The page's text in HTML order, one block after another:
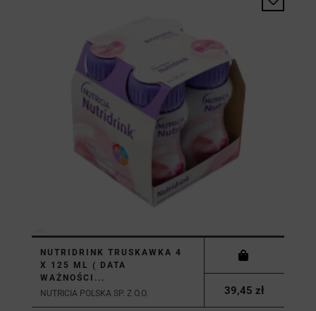
NUTRIDRINK TRUSKAWKA 4
X 125 ML ( DATA
WAŻNOŚCI...
NUTRICIA POLSKA SP. Z O.O.
39,45 zł